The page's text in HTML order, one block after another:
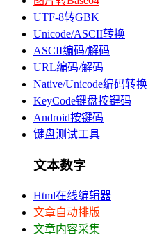
UTF-8转GBK
Unicode/ASCII转换
ASCII编码/解码
URL编码/解码
Native/Unicode编码转换
KeyCode键盘按键码
Android按键码
键盘测试工具
文本数字
Html在线编辑器
文章自动排版
文章内容采集